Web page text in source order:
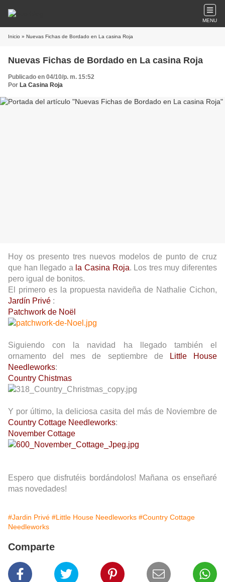
MENU
Inicio » Nuevas Fichas de Bordado en La casina Roja
Nuevas Fichas de Bordado en La casina Roja
Publicado en 04/10/p. m. 15:52
Por La Casina Roja
Hoy os presento tres nuevos modelos de punto de cruz
que han llegado a la Casina Roja. Los tres muy diferentes
pero igual de bonitos.
El primero es la propuesta navideña de Nathalie Cichon,
Jardín Privé :
Patchwork de Noël
Siguiendo con la navidad ha llegado también el
ornamento del mes de septiembre de
Little House
Needleworks:
Country Chistmas
Y por último, la deliciosa casita del más de Noviembre de
Country Cottage Needleworks:
November Cottage
Espero que disfrutéis bordándolos! Mañana os enseñaré
mas novedades!
#Jardin Privé #Little House Needleworks #Country Cottage
Needleworks
Comparte